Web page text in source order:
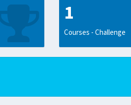
1
Courses - Challenge